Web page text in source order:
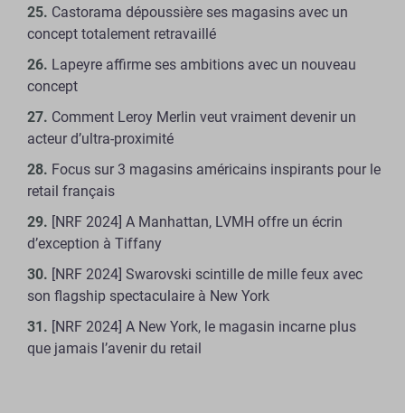
Castorama dépoussière ses magasins avec un
concept totalement retravaillé
Lapeyre affirme ses ambitions avec un nouveau
concept
Comment Leroy Merlin veut vraiment devenir un
acteur d’ultra-proximité
Focus sur 3 magasins américains inspirants pour le
retail français
[NRF 2024] A Manhattan, LVMH offre un écrin
d’exception à Tiffany
[NRF 2024] Swarovski scintille de mille feux avec
son flagship spectaculaire à New York
[NRF 2024] A New York, le magasin incarne plus
que jamais l’avenir du retail